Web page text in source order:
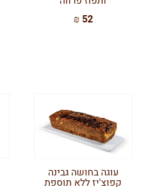
52 ₪
עוגה בחושה גבינה
קפוצ'יז ללא תוספת